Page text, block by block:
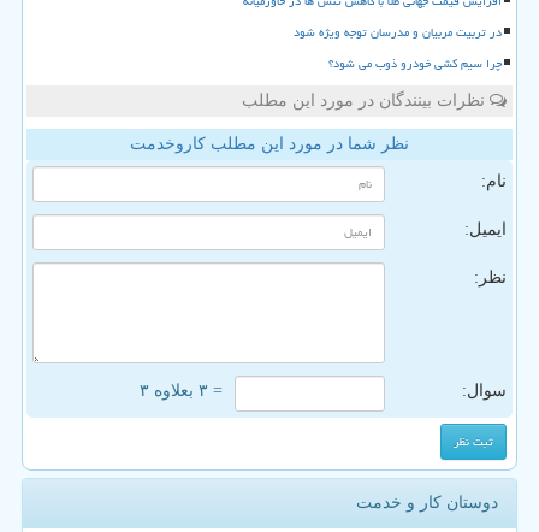
در تربیت مربیان و مدرسان توجه ویژه شود
چرا سیم کشی خودرو ذوب می شود؟
نظرات بینندگان در مورد این مطلب
نظر شما در مورد این مطلب کاروخدمت
نام:
ایمیل:
نظر:
سوال: = ۳ بعلاوه ۳
دوستان کار و خدمت